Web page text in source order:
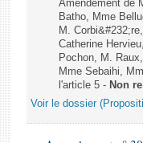
Questions écrites et
Comptes rendus des
Amendement de
Batho, Mme
M.
Catherine
Pochon, M.
Mme Sebaihi,
l'article 5 - Non
Voir le dossier